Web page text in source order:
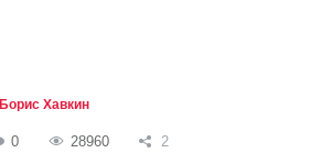
Борис Хавкин
0 28960 2